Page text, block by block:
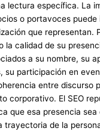
lectura específica. La
o portavoces puede
que representan.
la calidad de su
a su nombre, su
su participación en
entre discurso
corporativo. El SEO
que esa presencia
trayectoria de la